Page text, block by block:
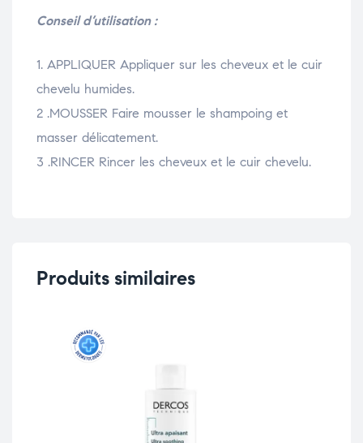
Conseil d’utilisation :
1. APPLIQUER Appliquer sur les cheveux et le cuir
chevelu humides.
2 .MOUSSER Faire mousser le shampoing et
masser délicatement.
3 .RINCER Rincer les cheveux et le cuir chevelu.
Produits similaires